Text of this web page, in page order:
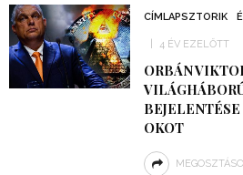
CÍMLAPSZTORIK
4 ÉV EZELŐTT
ORBÁN
OKOT